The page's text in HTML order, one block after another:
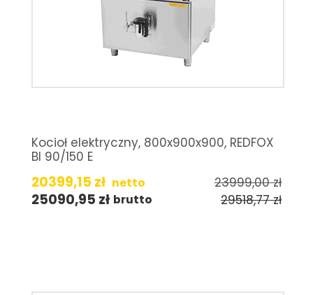
Kocioł elektryczny, 800x900x900, REDFOX
BI 90/150 E
20399,15 zł netto 23999,00zł
25090,95 zł brutto 29518,77zł